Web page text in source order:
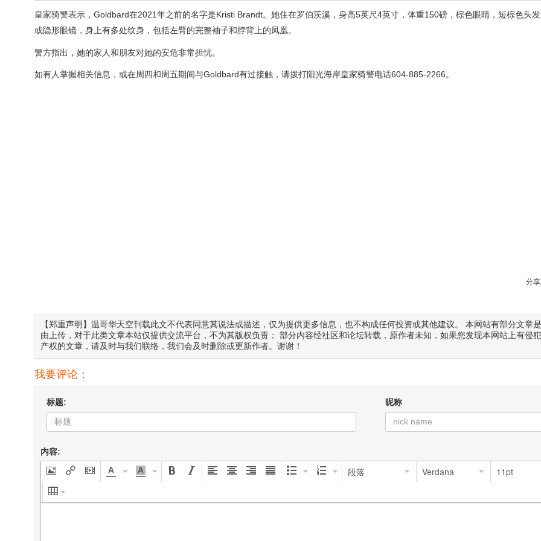
皇家骑警表示，Goldbard在2021年之前的名字是Kristi Brandt。她住在罗伯茨溪，身高5英尺4英寸，体重150磅，棕色眼睛，短棕色头
或隐形眼镜，身上有多处纹身，包括左臂的完整袖子和脖背上的凤凰。
警方指出，她的家人和朋友对她的安危非常担忧。
如有人掌握相关信息，或在周四和周五期间与Goldbard有过接触，请拨打阳光海岸皇家骑警电话604-885-2266。
分
【郑重声明】温哥华天空刊载此文不代表同意其说法或描述，仅为提供更多信息，也不构成任何投资或其他建议。 本网站有部分文章
由上传，对于此类文章本站仅提供交流平台，不为其版权负责； 部分内容经社区和论坛转载，原作者未知，如果您发现本网站上有侵
产权的文章，请及时与我们联络，我们会及时删除或更新作者。谢谢！
我要评论：
标题: 昵称
内容:
段落 Verdana 11pt